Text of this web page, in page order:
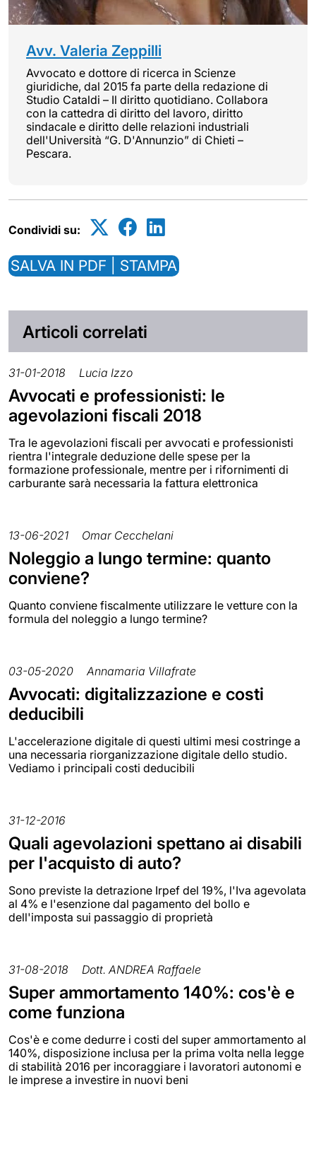
Avv. Valeria Zeppilli
Avvocato e dottore di ricerca in Scienze
giuridiche, dal 2015 fa parte della redazione di
Studio Cataldi – Il diritto quotidiano. Collabora
con la cattedra di diritto del lavoro, diritto
sindacale e diritto delle relazioni industriali
dell'Università “G. D'Annunzio” di Chieti –
Pescara.
Condividi su:
SALVA IN PDF | STAMPA
Articoli correlati
31-01-2018 Lucia Izzo
Avvocati e professionisti: le
agevolazioni fiscali 2018
Tra le agevolazioni fiscali per avvocati e professionisti
rientra l'integrale deduzione delle spese per la
formazione professionale, mentre per i rifornimenti di
carburante sarà necessaria la fattura elettronica
13-06-2021 Omar Cecchelani
Noleggio a lungo termine: quanto
conviene?
Quanto conviene fiscalmente utilizzare le vetture con la
formula del noleggio a lungo termine?
03-05-2020 Annamaria Villafrate
Avvocati: digitalizzazione e costi
deducibili
L'accelerazione digitale di questi ultimi mesi costringe a
una necessaria riorganizzazione digitale dello studio.
Vediamo i principali costi deducibili
31-12-2016
Quali agevolazioni spettano ai disabili
per l'acquisto di auto?
Sono previste la detrazione Irpef del 19%, l'Iva agevolata
al 4% e l'esenzione dal pagamento del bollo e
dell'imposta sui passaggio di proprietà
31-08-2018 Dott. ANDREA Raffaele
Super ammortamento 140%: cos'è e
come funziona
Cos'è e come dedurre i costi del super ammortamento al
140%, disposizione inclusa per la prima volta nella legge
di stabilità 2016 per incoraggiare i lavoratori autonomi e
le imprese a investire in nuovi beni